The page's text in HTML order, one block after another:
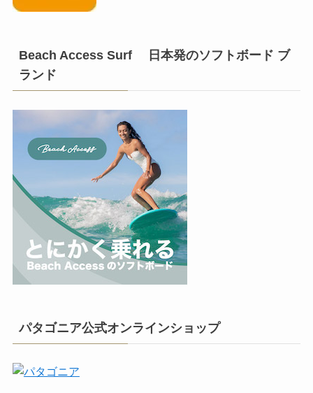
Beach Access Surf 日本発のソフトボード ブ
ランド
パタゴニア公式オンラインショップ